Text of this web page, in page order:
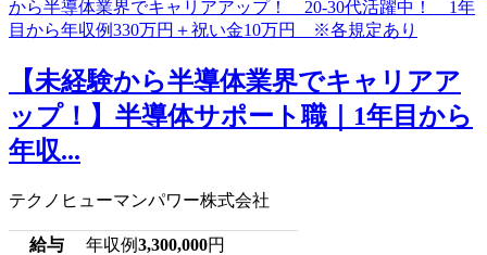
【未経験から半導体業界でキャリアア
ップ！】半導体サポート職｜1年目から
年収...
テクノヒューマンパワー株式会社
給与 年収例3,300,000円